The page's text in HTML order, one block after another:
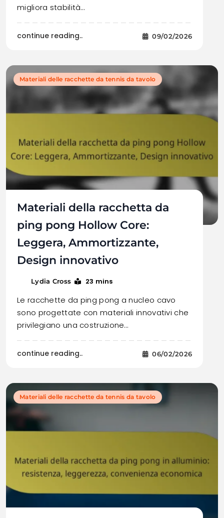
migliora stabilità…
continue reading.. 09/02/2026
Materiali delle racchette da tennis da tavolo
Materiali della racchetta da
ping pong Hollow Core:
Leggera, Ammortizzante,
Design innovativo
Lydia Cross 23 mins
Le racchette da ping pong a nucleo cavo
sono progettate con materiali innovativi che
privilegiano una costruzione…
continue reading.. 06/02/2026
Materiali delle racchette da tennis da tavolo